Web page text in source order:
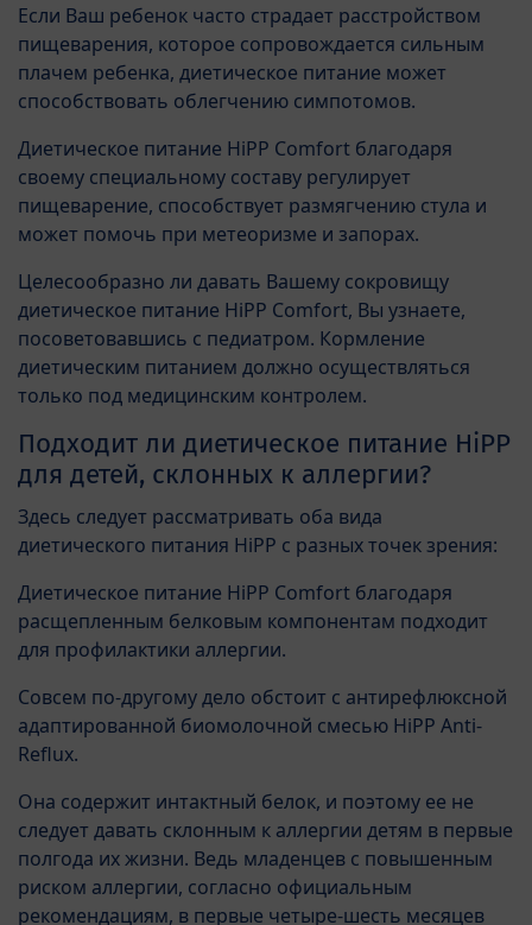
Если Ваш ребенок часто страдает расстройством
пищеварения, которое сопровождается сильным
плачем ребенка, диетическое питание может
способствовать облегчению симпотомов.
Диетическое питание HiPP Comfort благодаря
своему специальному составу регулирует
пищеварение, способствует размягчению стула и
может помочь при метеоризме и запорах.
Целесообразно ли давать Вашему сокровищу
диетическое питание HiPP Comfort, Вы узнаете,
посоветовавшись с педиатром. Кормление
диетическим питанием должно осуществляться
только под медицинским контролем.
Подходит ли диетическое питание HiPP
для детей, склонных к аллергии?
Здесь следует рассматривать оба вида
диетического питания HiPP с разных точек зрения:
Диетическое питание HiPP Comfort благодаря
расщепленным белковым компонентам подходит
для профилактики аллергии.
Совсем по-другому дело обстоит с антирефлюксной
адаптированной биомолочной смесью HiPP Anti-
Reflux.
Она содержит интактный белок, и поэтому ее не
следует давать склонным к аллергии детям в первые
полгода их жизни. Ведь младенцев с повышенным
риском аллергии, согласно официальным
рекомендациям, в первые четыре-шесть месяцев